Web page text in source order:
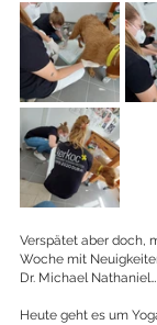
Verspätet aber doch,
Woche mit
Dr. Michael Nathaniel…
Heute geht es um